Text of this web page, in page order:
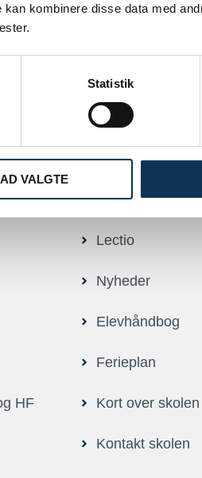
kombinere disse data med
Statistik
VALGTE
HF
Genveje
Lectio
Nyheder
Elevhåndbog
Ferieplan
Kort over skolen
Kontakt skolen